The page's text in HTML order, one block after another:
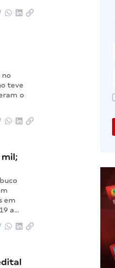
no
teve
o
mil;
em
a…